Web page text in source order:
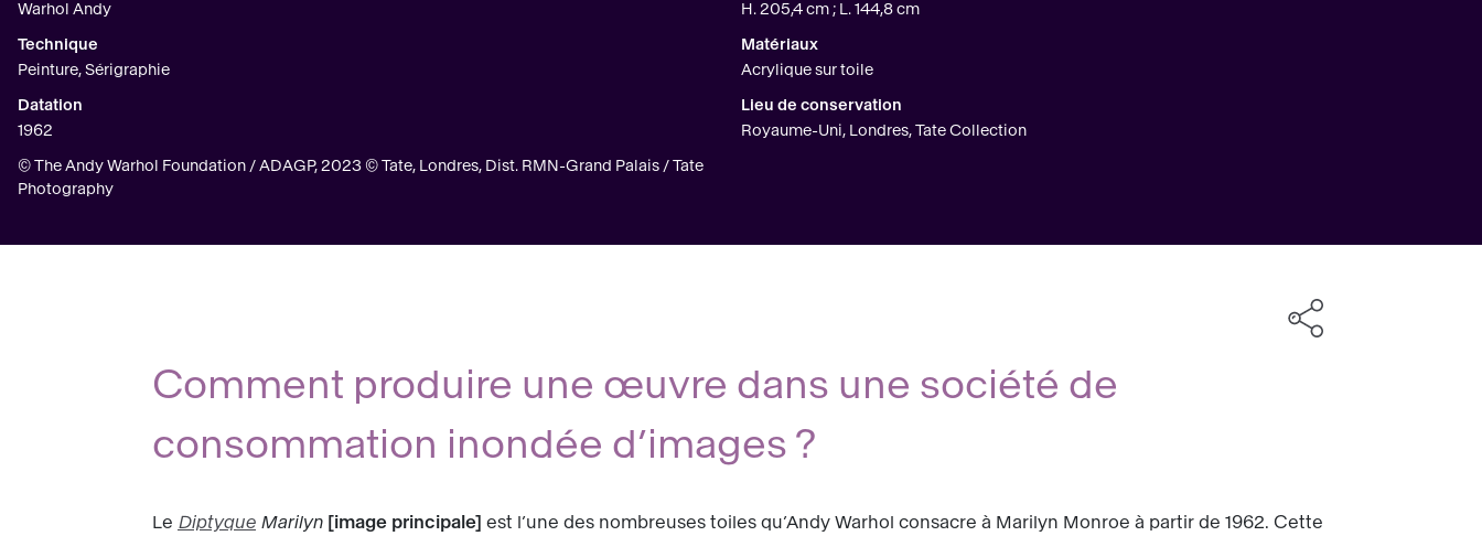
Warhol Andy
H. 205,4 cm ; L. 144,8 cm
Technique
Peinture, Sérigraphie
Matériaux
Acrylique sur toile
Datation
1962
Lieu de conservation
Royaume-Uni, Londres, Tate Collection
© The Andy Warhol Foundation / ADAGP, 2023 © Tate, Londres, Dist. RMN-Grand Palais / Tate
Photography
Comment produire une œuvre dans une société de
consommation inondée d’images ?
Le Diptyque Marilyn image principale est l’une des nombreuses toiles qu’Andy Warhol consacre à Marilyn Monroe à partir de 1962. Cette